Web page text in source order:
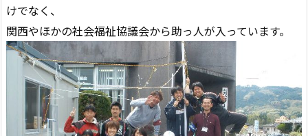
けでなく、
関西やほかの社会福祉協議会から助っ人が入っています。